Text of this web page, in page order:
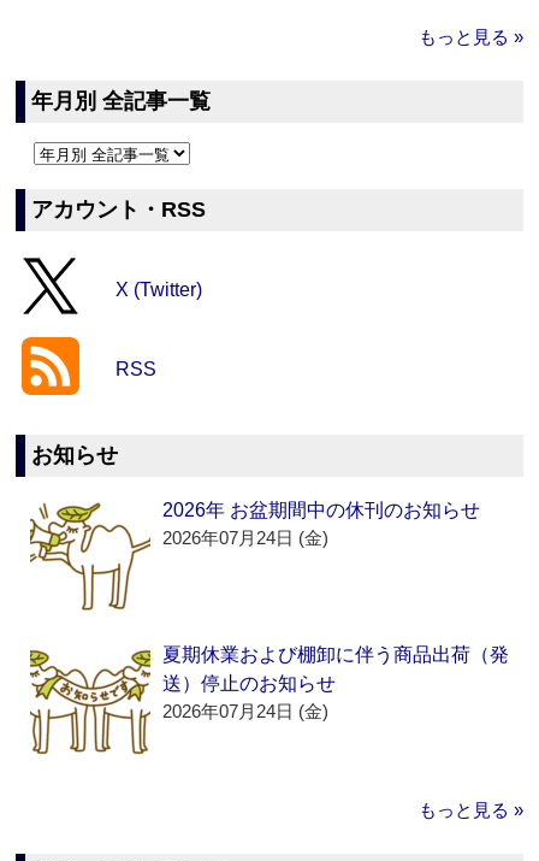
もっと見る »
年月別 全記事一覧
アカウント・RSS
X (Twitter)
RSS
お知らせ
2026年 お盆期間中の休刊のお知らせ
2026年07月24日 (金)
夏期休業および棚卸に伴う商品出荷（発
送）停止のお知らせ
2026年07月24日 (金)
もっと見る »